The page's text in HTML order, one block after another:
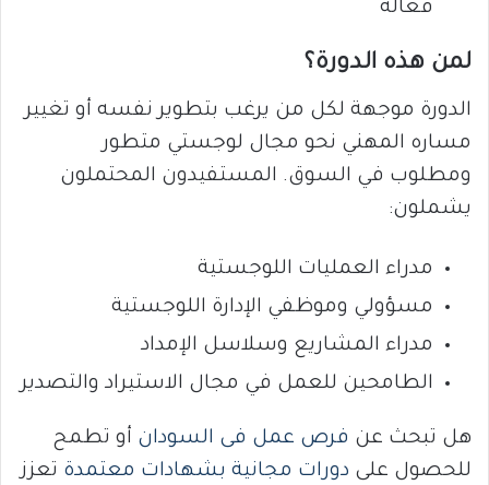
فعالة
لمن هذه الدورة؟
الدورة موجهة لكل من يرغب بتطوير نفسه أو تغيير
مساره المهني نحو مجال لوجستي متطور
ومطلوب في السوق. المستفيدون المحتملون
يشملون:
مدراء العمليات اللوجستية
مسؤولي وموظفي الإدارة اللوجستية
مدراء المشاريع وسلاسل الإمداد
الطامحين للعمل في مجال الاستيراد والتصدير
هل تبحث عن فرص عمل فى السودان أو تطمح
للحصول على دورات مجانية بشهادات معتمدة تعزز